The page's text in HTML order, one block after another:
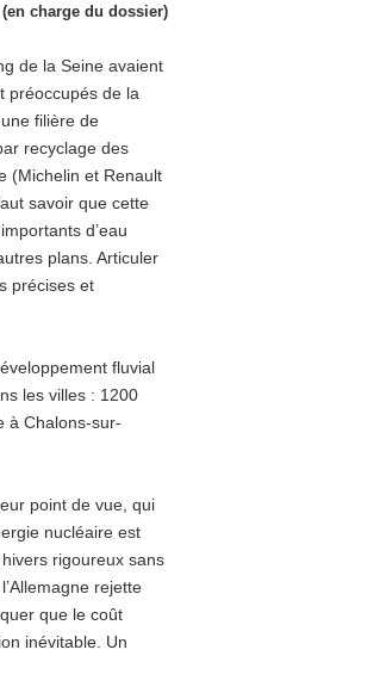
charge du dossier)
de la Seine avaient
préoccupés de la
filière de
recyclage des
(Michelin et Renault
savoir que cette
d’eau
plans. Articuler
précises et
fluvial
les villes : 1200
à Chalons-sur-
point de vue, qui
nucléaire est
rigoureux sans
rejette
que le coût
inévitable. Un